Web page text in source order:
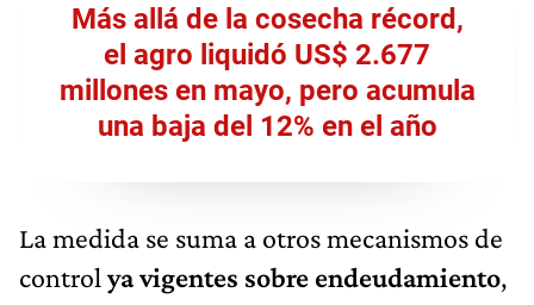
Más allá de la cosecha récord,
el agro liquidó US$ 2.677
millones en mayo, pero acumula
una baja del 12% en el año
La medida se suma a otros mecanismos de
controlya vigentes sobre endeudamiento,